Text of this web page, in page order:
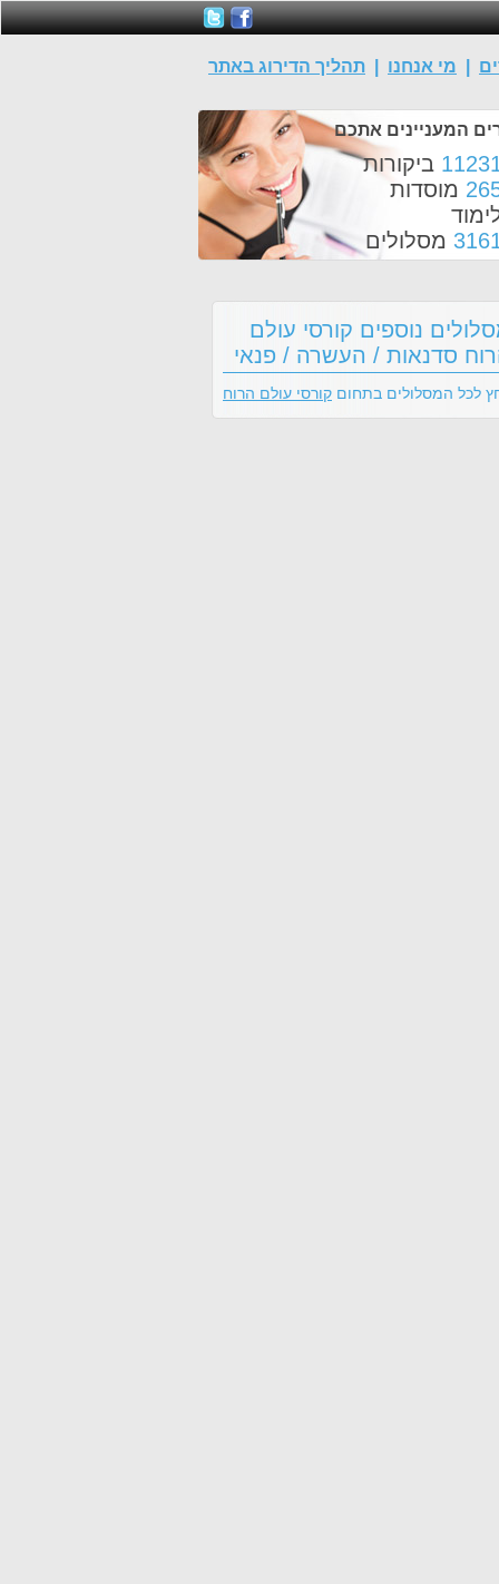
מי אנחנו תהליך הדירוג באתר
המעניינים אתכם
ביקורות
מוסדות
מסלולים
נוספים קורסי עולם
סדנאות / העשרה / פנאי
לכל המסלולים בתחום קורסי עולם הרוח